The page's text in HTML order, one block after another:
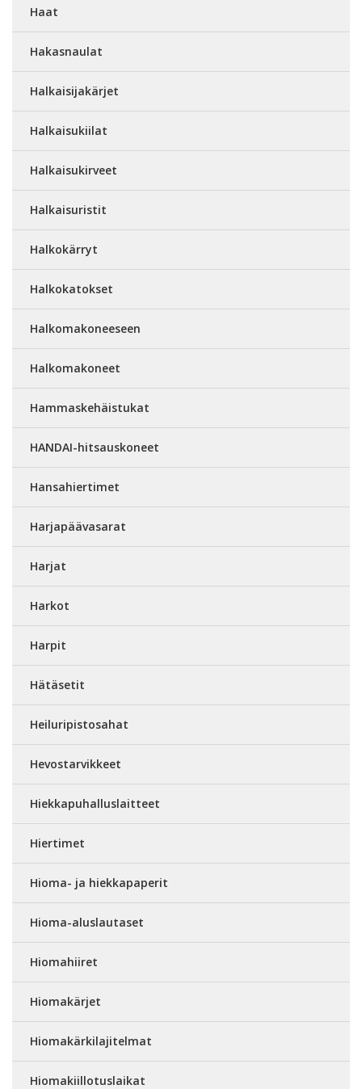
Haat
Hakasnaulat
Halkaisijakärjet
Halkaisukiilat
Halkaisukirveet
Halkaisuristit
Halkokärryt
Halkokatokset
Halkomakoneeseen
Halkomakoneet
Hammaskehäistukat
HANDAI-hitsauskoneet
Hansahiertimet
Harjapäävasarat
Harjat
Harkot
Harpit
Hätäsetit
Heiluripistosahat
Hevostarvikkeet
Hiekkapuhalluslaitteet
Hiertimet
Hioma- ja hiekkapaperit
Hioma-aluslautaset
Hiomahiiret
Hiomakärjet
Hiomakärkilajitelmat
Hiomakiillotuslaikat